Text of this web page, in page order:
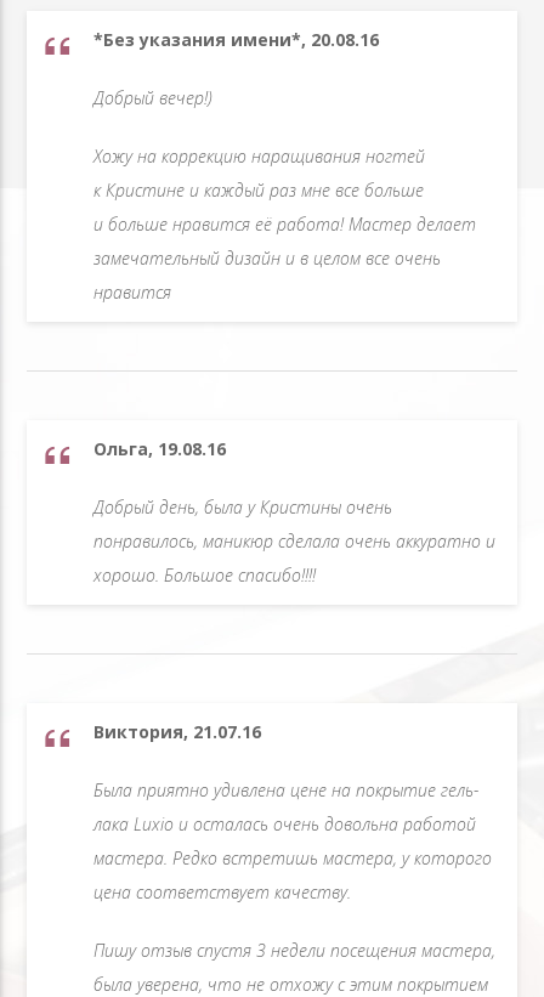
*Без указания имени*, 20.08.16
Добрый вечер!)
Хожу на коррекцию наращивания ногтей
к Кристине и каждый раз мне все больше
и больше нравится её работа! Мастер делает
замечательный дизайн и в целом все очень
нравится
Ольга, 19.08.16
Добрый день, была у Кристины очень
понравилось, маникюр сделала очень аккуратно и
хорошо. Большое спасибо!!!!
Виктория, 21.07.16
Была приятно удивлена цене на покрытие гель-
лака Luxio и осталась очень довольна работой
мастера. Редко встретишь мастера, у которого
цена соответствует качеству.
Пишу отзыв спустя 3 недели посещения мастера,
была уверена, что не отхожу с этим покрытием